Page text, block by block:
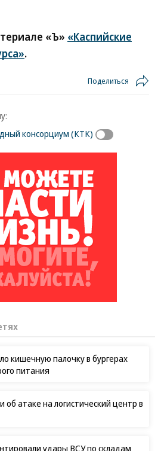
«Ъ» «Каспийские
.
Поделиться
консорциум (КТК)
кишечную палочку в бургерах
питания
об атаке на логистический центр в
удары ВСУ по складам